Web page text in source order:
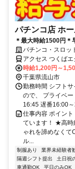
パチンコ店 ホ
＊最大時給1500円＊
由！未経験者も大歓
パチンコ・スロ
アクセス つくば
南流山北口徒歩約
時給1,200円～
千葉県流山市
勤務時間 シフト
ので、 プライベ
16:45 遅番16:00
仕事内容 ポイン
ています！ ★高時
ゃれを諦めなくて
ル...
制服あり 業界未経験者
隔週シフト提出
土日祝
車通勤OK
平日のみOK